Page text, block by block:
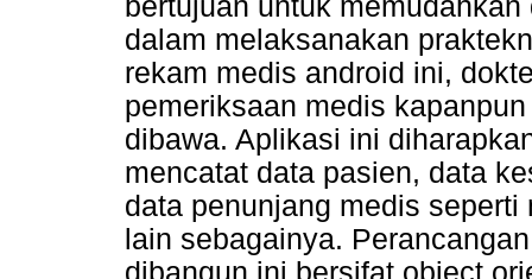
bertujuan untuk
dalam melaksanakan
rekam medis android ini,
pemeriksaan medis
dibawa. Aplikasi ini
mencatat data pasien, data
data penunjang medis
lain sebagainya.